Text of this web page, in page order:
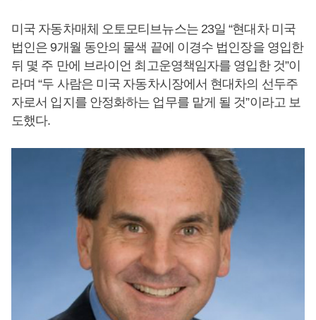
미국 자동차매체 오토모티브뉴스는 23일 “현대차 미국
법인은 9개월 동안의 물색 끝에 이경수 법인장을 영입한
뒤 몇 주 만에 브라이언 최고운영책임자를 영입한 것”이
라며 “두 사람은 미국 자동차시장에서 현대차의 선두주
자로서 입지를 안정화하는 업무를 맡게 될 것”이라고 보
도했다.